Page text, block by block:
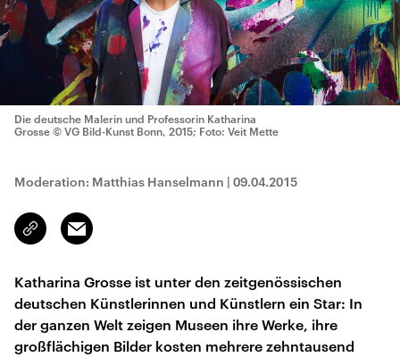
Die deutsche Malerin und Professorin Katharina
Grosse © VG Bild-Kunst Bonn, 2015; Foto: Veit Mette
Moderation: Matthias Hanselmann | 09.04.2015
Link
kopieren/teilen
Email
Katharina Grosse ist unter den zeitgenössischen
deutschen Künstlerinnen und Künstlern ein Star: In
der ganzen Welt zeigen Museen ihre Werke, ihre
großflächigen Bilder kosten mehrere zehntausend